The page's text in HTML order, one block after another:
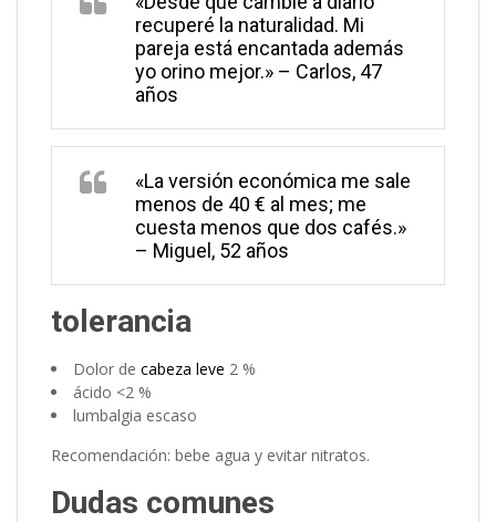
recuperé la naturalidad. Mi
pareja está encantada además
yo orino mejor.» – Carlos, 47
años
«La versión económica me sale
menos de 40 € al mes; me
cuesta menos que dos cafés.»
– Miguel, 52 años
tolerancia
Dolor de cabeza leve 2 %
ácido <2 %
lumbalgia escaso
Recomendación: bebe agua y evitar nitratos.
Dudas comunes